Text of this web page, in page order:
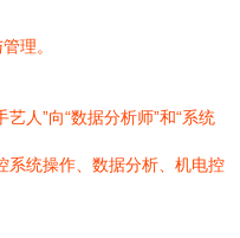
理。
艺人”向“数据分析师”和“系统
系统操作、数据分析、机电控